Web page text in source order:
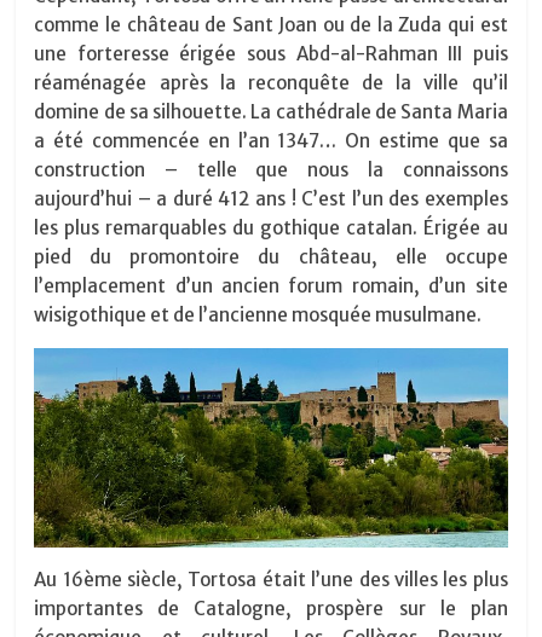
comme le château de Sant Joan ou de la Zuda qui est
une forteresse érigée sous Abd-al-Rahman III puis
réaménagée après la reconquête de la ville qu’il
domine de sa silhouette. La cathédrale de Santa Maria
a été commencée en l’an 1347… On estime que sa
construction – telle que nous la connaissons
aujourd’hui – a duré 412 ans ! C’est l’un des exemples
les plus remarquables du gothique catalan. Érigée au
pied du promontoire du château, elle occupe
l’emplacement d’un ancien forum romain, d’un site
wisigothique et de l’ancienne mosquée musulmane.
Au 16ème siècle, Tortosa était l’une des villes les plus
importantes de Catalogne, prospère sur le plan